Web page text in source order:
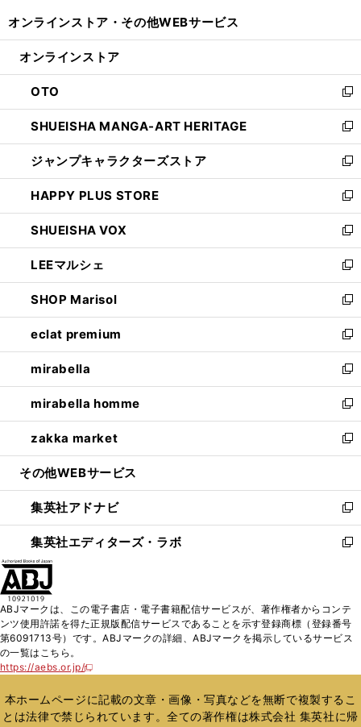
開
ン
ウ
で
開
く
ウ
ン
ド
ウ
で
開
く
オンラインストア・ その他WEBサービス
オンラインストア
OTO
新
し
い
ウ
ィ
ン
ド
ウ
で
開
く
SHUEISHA MANGA-ART HERITAGE
新
し
い
ウ
ィ
ン
ド
ウ
で
開
く
ジャンプキャラクターズストア
新
し
い
ウ
ィ
ン
ド
ウ
で
開
く
HAPPY PLUS STORE
新
し
い
ウ
ィ
ン
ド
ウ
で
開
く
SHUEISHA VOX
新
し
い
ウ
ィ
ン
ド
ウ
で
開
く
LEEマルシェ
新
し
い
ウ
ィ
ン
ド
ウ
で
開
く
SHOP Marisol
新
し
い
ウ
ィ
ン
ド
ウ
で
開
eclat premium
新
し
い
ウ
ィ
ン
ド
ウ
開
く
mirabella
新
し
い
ウ
ィ
ン
ウ
で
開
く
mirabella homme
新
し
い
ウ
ン
ド
ウ
で
zakka market
新
し
ウ
ィ
ン
ド
く
その他WEBサービス
集英社アドナビ
新
し
い
ド
ウ
で
集英社エディターズ・ラボ
新
ィ
ン
ド
開
く
ABJマークは、この電子書店・電子書籍配信サービスが、著作権者からコンテ
ンツ使用許諾を得た正規版配信サービスであることを示す登録商標（登録番号
第6091713号）です。ABJマークの詳細、ABJマークを掲示しているサービス
の一覧はこちら。
https://aebs.or.jp/
新
い
ウ
ィ
本ホームページに記載の文章・画像・写真などを無断で複製するこ
とは法律で禁じられています。全ての著作権は株式会社 集英社に帰